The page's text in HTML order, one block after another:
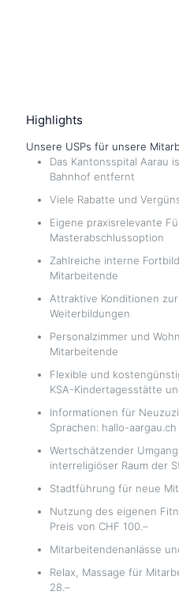
Highlights
Unsere USPs für unsere
Das Kantonsspital Aarau
Bahnhof entfernt
Viele Rabatte und
Eigene praxisrelevante
Masterabschlussoption
Zahlreiche interne
Mitarbeitende
Attraktive Konditionen
Weiterbildungen
Personalzimmer und
Mitarbeitende
Flexible und
KSA-Kindertagesstätte
Informationen für
Sprachen: hallo-aargau.ch
Wertschätzender
interreligiöser Raum der
Stadtführung für neue
Nutzung des eigenen
Preis von CHF 100.–
Mitarbeitendenanlässe
Relax, Massage für
28.–